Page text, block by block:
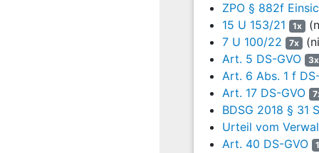
12
Diesbezüglich hält
Neufassung mit
Abwägung bestimmt
InsBekV und zum
Letztlich habe
Drittwirkung der
ergangene
14 Der Kläger
ZPO § 882f
15 U 153/21 1x
7 U 100/22
7x
Art. 5 DS-GVO
3x
Art. 6 Abs. 1 f
Art. 17 DS-GVO
BDSG 2018 § 31
Urteil vom
Art. 40 DS-GVO